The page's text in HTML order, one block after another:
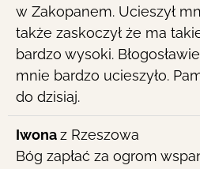
w Zakopanem. Ucieszył
także zaskoczył że ma
bardzo wysoki.
mnie bardzo ucieszyło.
do dzisiaj.
Iwonaz Rzeszowa
Bóg zapłać za ogrom